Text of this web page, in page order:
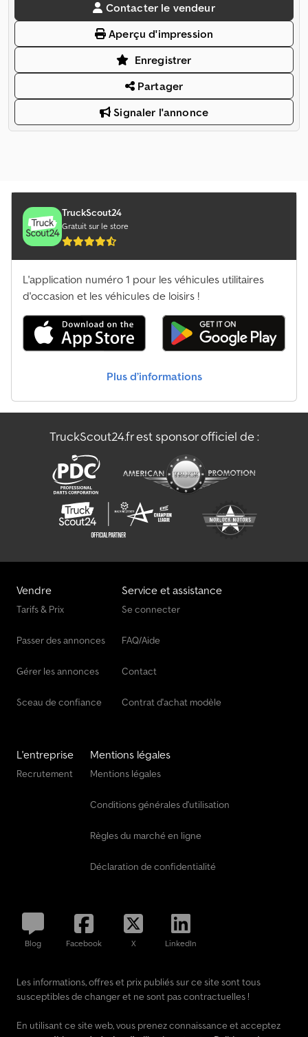
Contacter le vendeur
Aperçu d'impression
Enregistrer
Partager
Signaler l'annonce
TruckScout24
Gratuit sur le store
L'application numéro 1 pour les véhicules utilitaires
d'occasion et les véhicules de loisirs !
Plus d’informations
TruckScout24.fr est sponsor officiel de :
Vendre
Tarifs & Prix
Passer des annonces
Gérer les annonces
Sceau de confiance
Service et assistance
Se connecter
FAQ/Aide
Contact
Contrat d'achat modèle
L'entreprise
Recrutement
Mentions légales
Mentions légales
Conditions générales d'utilisation
Règles du marché en ligne
Déclaration de confidentialité
Blog Facebook X LinkedIn
Les informations, offres et prix publiés sur ce site sont tous
susceptibles de changer et ne sont pas contractuelles !
En utilisant ce site web, vous prenez connaissance et acceptez